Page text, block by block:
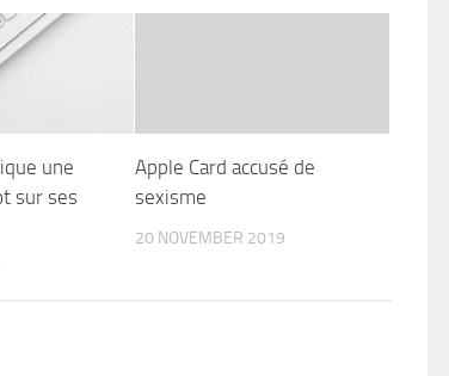
une
sur ses
Apple Card accusé de
sexisme
20 NOVEMBER 2019